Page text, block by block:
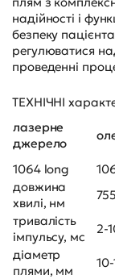
надійності і
безпеку
регулюватися
проведенні
ТЕХНІЧНІ
лазерне
джерело
1064 long
довжина
хвилі, нм
755
тривалість
імпульсу, мс
2-
діаметр
плями, мм